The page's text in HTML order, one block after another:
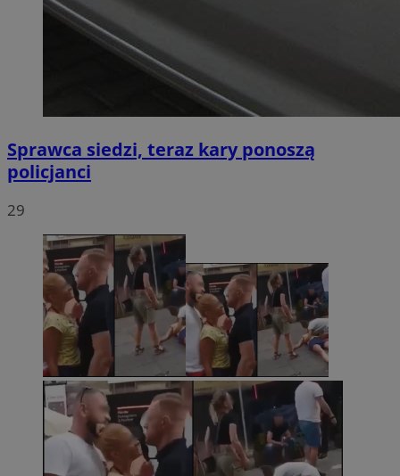
Sprawca siedzi, teraz kary ponoszą
policjanci
29